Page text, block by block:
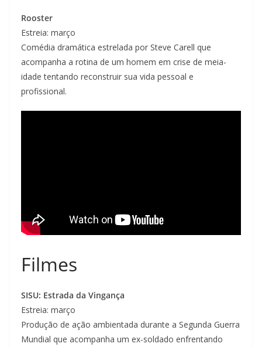
Rooster
Estreia: março
Comédia dramática estrelada por Steve Carell que
acompanha a rotina de um homem em crise de meia-
idade tentando reconstruir sua vida pessoal e
profissional.
Filmes
SISU: Estrada da Vingança
Estreia: março
Produção de ação ambientada durante a Segunda Guerra
Mundial que acompanha um ex-soldado enfrentando